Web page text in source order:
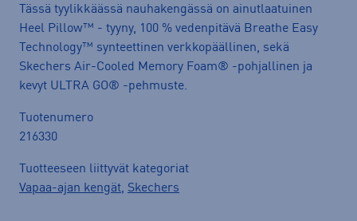
Tässä tyylikkäässä nauhakengässä on ainutlaatuinen
Heel Pillow™ - tyyny, 100 % vedenpitävä Breathe Easy
Technology™ synteettinen verkkopäällinen, sekä
Skechers Air-Cooled Memory Foam® -pohjallinen ja
kevyt ULTRA GO® -pehmuste.
Tuotenumero
216330
Tuotteeseen liittyvät kategoriat
Vapaa-ajan kengät, Skechers